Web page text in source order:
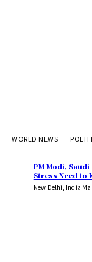
WORLD NEWS
PM Modi,
Stress Need to
New Delhi, India